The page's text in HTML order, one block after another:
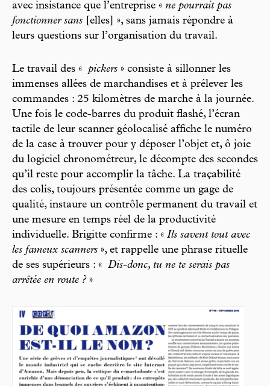
avec insistance que l’entreprise « ne pourrait pas
fonctionner sans [elles] », sans jamais répondre à
leurs questions sur l’organisation du travail.
Le travail des « pickers » consiste à sillonner les
immenses allées de marchandises et à prélever les
commandes : 25 kilomètres de marche à la journée.
Une fois le code-barres du produit flashé, l’écran
tactile de leur scanner géolocalisé affiche le numéro
de la case à trouver pour y déposer l’objet et, ô joie
du logiciel chronométreur, le décompte des secondes
qu’il reste pour accomplir la tâche. La traçabilité
des colis, toujours présentée comme un gage de
qualité, instaure un contrôle permanent du travail et
une mesure en temps réel de la productivité
individuelle. Brigitte confirme : « Ils savent tout avec
les fameux scanners », et rappelle une phrase rituelle
de ses supérieurs : « Dis-donc, tu ne te serais pas
arrêtée en route ?»